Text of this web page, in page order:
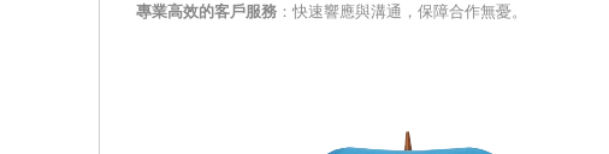
專業高效的客戶服務 ：快速響應與溝通，保障合作無憂。